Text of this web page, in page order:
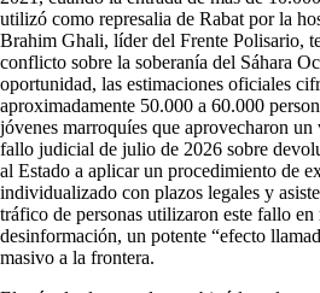
utilizó como represalia de Rabat por la
Brahim Ghali, líder del Frente Polisario,
conflicto sobre la soberanía del Sáhara
oportunidad, las estimaciones oficiales
aproximadamente 50.000 a 60.000
jóvenes marroquíes que aprovecharon
fallo judicial de julio de 2026 sobre
al Estado a aplicar un procedimiento de
individualizado con plazos legales y
tráfico de personas utilizaron este fallo en
desinformación, un potente “efecto
masivo a la frontera.